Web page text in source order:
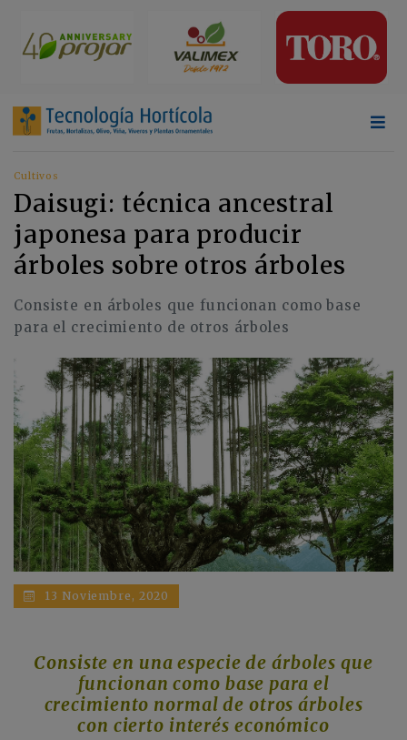
Cultivos
Daisugi: técnica ancestral
japonesa para producir
árboles sobre otros árboles
Consiste en árboles que funcionan como base
para el crecimiento de otros árboles
13 Noviembre, 2020
Consiste en una especie de árboles que
funcionan como base para el
crecimiento normal de otros árboles
con cierto interés económico